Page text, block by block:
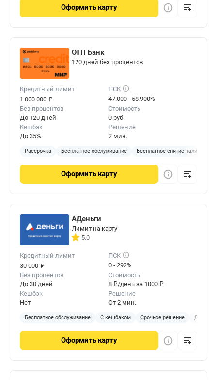
Оформить карту
ОТП Банк
120 дней без процентов
Кредитный лимит
1 000 000 ₽
ПСК
47.000 - 58.900%
Без процентов
До 120 дней
Стоимость
0 руб.
Кешбэк
До 35%
Решение
2 мин.
Рассрочка Бесплатное обслуживание Бесплатное снятие наличных
Оформить карту
АДеньги
Лимит на карту
5.0
Кредитный лимит
30 000 ₽
ПСК
0 - 292%
Без процентов
До 30 дней
Стоимость
8 ₽/день за 1000 ₽
Кешбэк
Нет
Решение
От 2 мин.
Бесплатное обслуживание С кешбэком Срочное решение
Оформить карту